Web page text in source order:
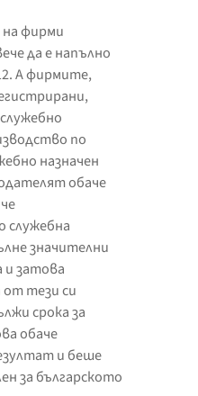
фирми
да е напълно
А фирмите,
по
назначен
обаче
служебна
значителни
затова
от тези си
срока за
обаче
и беше
за българското